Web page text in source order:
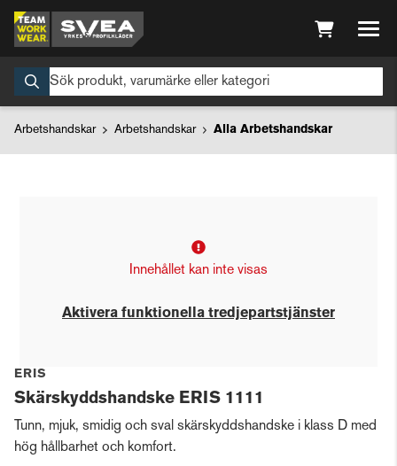
Arbetshandskar Arbetshandskar Alla Arbetshandskar
Innehållet kan inte visas
Aktivera funktionella tredjepartstjänster
ERIS
Skärskyddshandske ERIS 1111
Tunn, mjuk, smidig och sval skärskyddshandske i klass D med
hög hållbarhet och komfort.